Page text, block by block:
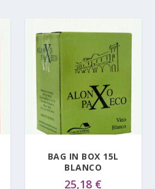
BAG IN BOX 15L
BLANCO
25,18 €